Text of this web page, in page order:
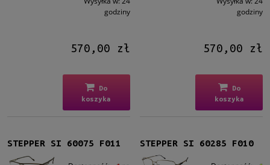
godziny
570,00 zł
Do
koszyka
godziny
570,00 zł
Do
koszyka
STEPPER SI 60075 F011 STEPPER SI 60285 F010